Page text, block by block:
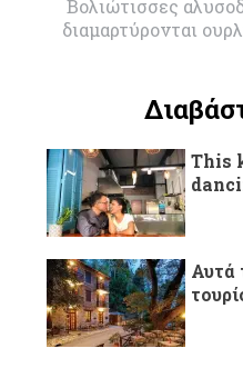
Βολιώτισσες
διαμαρτύρονται
This
Αυτά